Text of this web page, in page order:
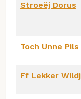
Stroeëj Dorus
Toch Unne Pils
Ff Lekker Wildj